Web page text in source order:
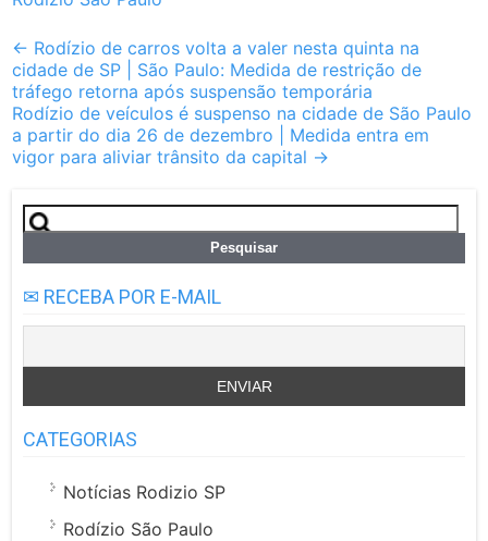
Post
navigation
← Rodízio de carros volta a valer nesta quinta na
cidade de SP | São Paulo: Medida de restrição de
tráfego retorna após suspensão temporária
Rodízio de veículos é suspenso na cidade de São Paulo
a partir do dia 26 de dezembro | Medida entra em
vigor para aliviar trânsito da capital →
Pesquisar
por:
✉ RECEBA POR E-MAIL
CATEGORIAS
Notícias Rodizio SP
Rodízio São Paulo